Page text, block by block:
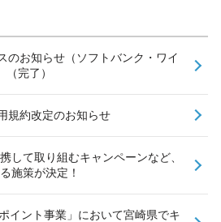
のお知らせ（ソフトバンク・ワイ
完了）
規約改定のお知らせ
して取り組むキャンペーンなど、
施策が決定！
イント事業」において宮崎県でキ